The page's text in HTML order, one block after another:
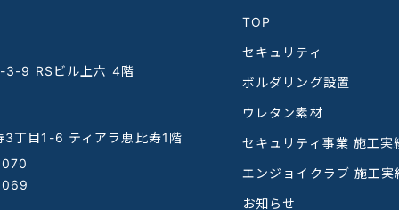
3-9 RSビル上六 4階
3丁目1-6 ティアラ恵比寿1階
TOP
セキュリティ
ボルダリング設置
ウレタン素材
セキュリティ事業 施工実
エンジョイクラブ 施工実
お知らせ